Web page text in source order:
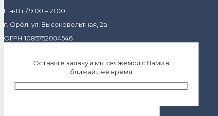
Пн-Пт / 9:00 – 21:00
г. Орёл, ул. Высоковольтная, 2а
ОГРН 1085752004546
Оставьте заявку и мы свяжемся с Вами в
ближайшее время